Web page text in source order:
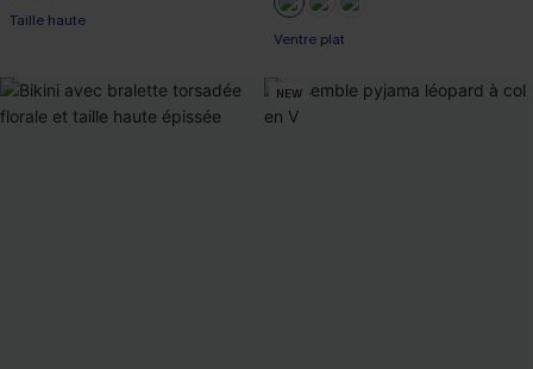
Taille haute
Ventre plat
NEW